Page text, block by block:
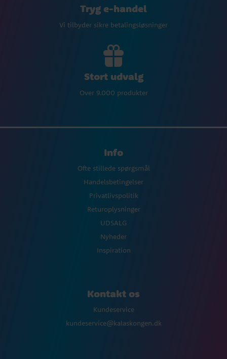
Tryg e-handel
Vi tilbyder sikre betalingsløsninger
Stort udvalg
Over 9.000 produkter
Info
Ofte stillede spørgsmål
Handelsbetingelser
Privatlivspolitik
Returoplysninger
UDSALG
Nyheder
Inspiration
Kontakt os
Kundeservice
kundeservice@kalaskongen.dk